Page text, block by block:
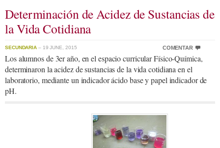
Determinación de Acidez de Sustancias de
la Vida Cotidiana
SECUNDARIA – 19 JUNE, 2015 COMENTAR
Los alumnos de 3er año, en el espacio curricular Físico-Química,
determinaron la acidez de sustancias de la vida cotidiana en el
laboratorio, mediante un indicador ácido base y papel indicador de
pH.